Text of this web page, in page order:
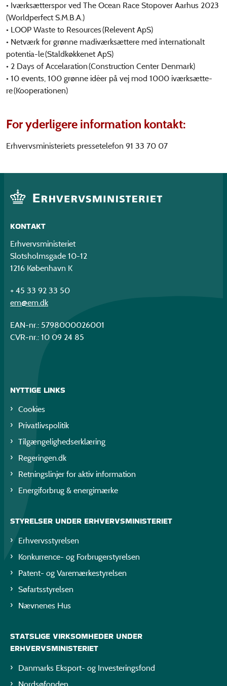
• Iværksætterspor ved The Ocean Race Stopover Aarhus 2023
(Worldperfect S.M.B.A.)
• LOOP Waste to Resources (Relevent ApS)
• Netværk for grønne madiværksættere med internationalt
potentia-le (Staldkøkkenet ApS)
• 2 Days of Accelaration (Construction Center Denmark)
• 10 events, 100 grønne idéer på vej mod 1000 iværksætte-
re (Kooperationen)
For yderligere information kontakt:
Erhvervsministeriets pressetelefon 91 33 70 07
KONTAKT
Erhvervsministeriet
Slotsholmsgade 10-12
1216 København K
+ 45 33 92 33 50
em@em.dk
EAN-nr.: 5798000026001
CVR-nr.: 10 09 24 85
NYTTIGE LINKS
Cookies
Privatlivspolitik
Tilgængelighedserklæring
Regeringen.dk
Retningslinjer for aktiv information
Energiforbrug & energimærke
STYRELSER UNDER ERHVERVSMINISTERIET
Erhvervsstyrelsen
Konkurrence- og Forbrugerstyrelsen
Patent- og Varemærkestyrelsen
Søfartsstyrelsen
Nævnenes Hus
STATSLIGE VIRKSOMHEDER UNDER
ERHVERVSMINISTERIET
Danmarks Eksport- og Investeringsfond
Nordsøfonden